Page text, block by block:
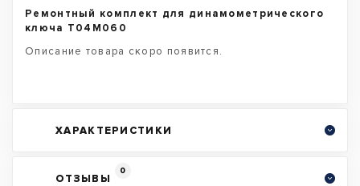
Ремонтный комплект для динамометрического
ключа T04M060
Описание товара скоро появится.
ХАРАКТЕРИСТИКИ
ОТЗЫВЫ
0